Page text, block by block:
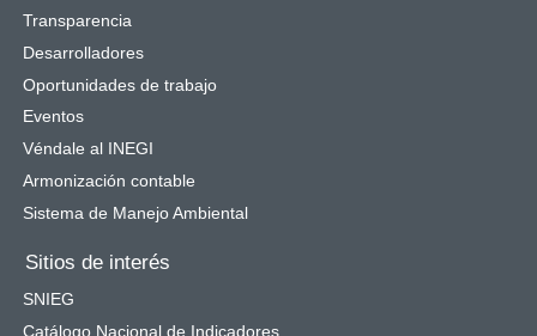
Transparencia
Desarrolladores
Oportunidades de trabajo
Eventos
Véndale al INEGI
Armonización contable
Sistema de Manejo Ambiental
Sitios de interés
SNIEG
Catálogo Nacional de Indicadores